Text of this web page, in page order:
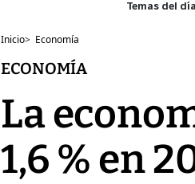
Inicio> Economía
ECONOMÍA
La
1,6 % en